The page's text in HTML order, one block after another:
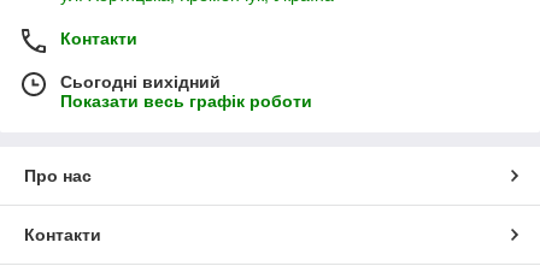
Контакти
Сьогодні вихідний
Показати весь графік роботи
Про нас
Контакти